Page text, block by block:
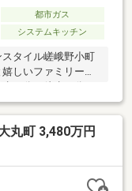
都市ガス
システムキッチン
タイル嵯峨野小町
しいファミリーマ
９時まで営業
小学校（約５５０
０ｍ）まで徒歩３
談ください！親切
丸町 3,480万円